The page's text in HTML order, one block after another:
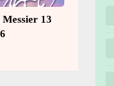
13